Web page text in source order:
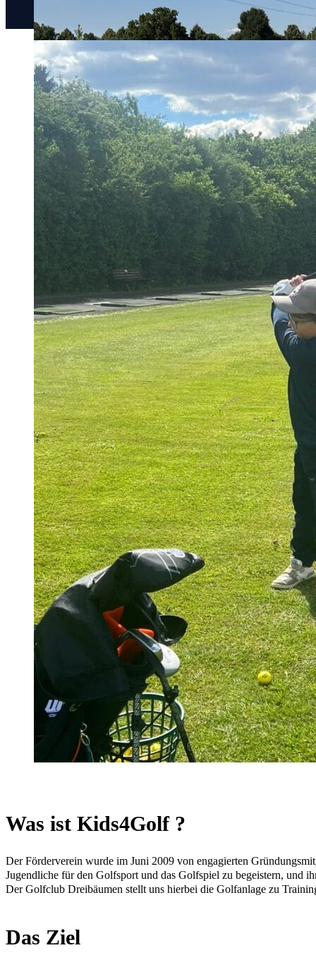
Was ist Kids4Golf ?
Der Förderverein wurde im Juni 2009 von engagierten
Jugendliche für den Golfsport und das Golfspiel zu begeistern, und
Der Golfclub Dreibäumen stellt uns hierbei die Golfanlage zu
Das Ziel